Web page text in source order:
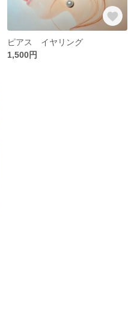
ピアス イヤリング
1,500円